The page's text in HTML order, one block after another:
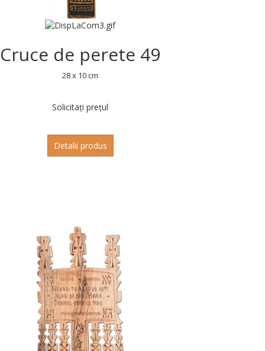
Cruce de perete 49
28 x 10 cm
Solicitați prețul
Detalii produs